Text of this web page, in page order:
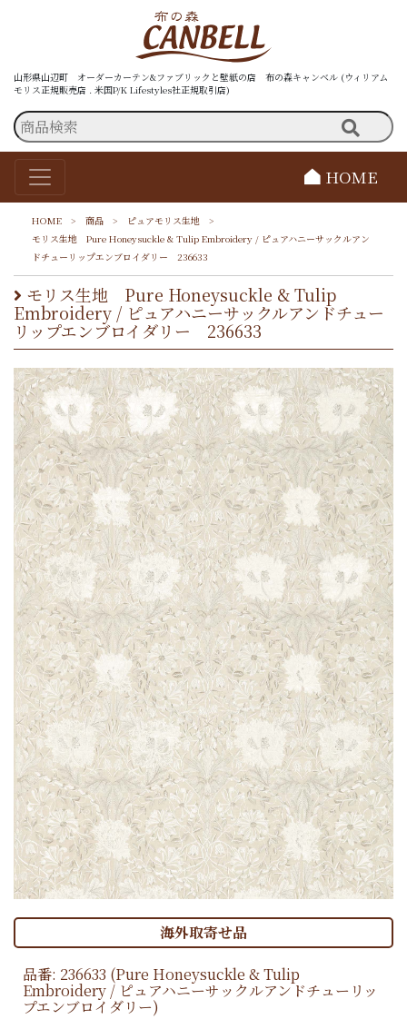
山形県山辺町 オーダーカーテン&ファブリックと壁紙の店 布の森キャンベル (ウィリアム
モリス正規販売店 . 米国P/K Lifestyles社正規取引店)
HOME
HOME > 商品 > ピュアモリス生地
>
モリス生地 Pure Honeysuckle & Tulip Embroidery / ピュアハニーサックルアン
ドチューリップエンブロイダリー 236633
モリス生地 Pure Honeysuckle & Tulip
Embroidery / ピュアハニーサックルアンドチュー
リップエンブロイダリー 236633
海外取寄せ品
品番: 236633 (Pure Honeysuckle & Tulip
Embroidery / ピュアハニーサックルアンドチューリッ
プエンブロイダリー)